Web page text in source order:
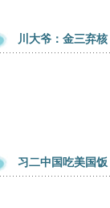
川大爷：金三弃核
习二中国吃美国